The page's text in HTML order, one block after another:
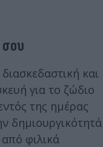
και
για το ζώδιο
της ημέρας
δημιουργικότητά
φιλικά